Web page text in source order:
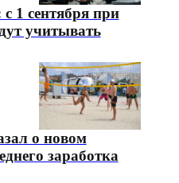
1 сентября при
учитывать
о новом
заработка